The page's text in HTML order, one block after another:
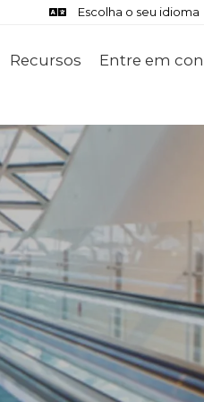
Escolha o seu idioma
Recursos Entre em